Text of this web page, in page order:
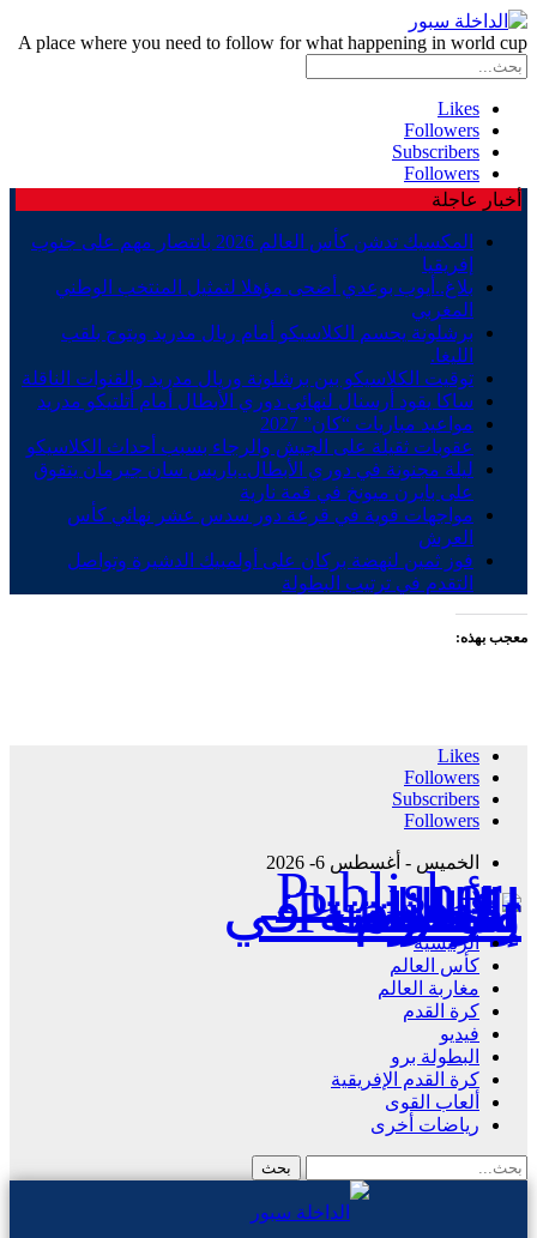
A place where you need to follow for what happening in world cup
Likes
Followers
Subscribers
Followers
أخبار عاجلة
المكسيك تدشن كأس العالم 2026 بانتصار مهم على جنوب
إفريقيا
بلاغ..أيوب بوعدي أضحى مؤهلا لتمثيل المنتخب الوطني
المغربي
برشلونة يحسم الكلاسيكو أمام ريال مدريد ويتوج بلقب
الليغا.
توقيت الكلاسيكو بين برشلونة وريال مدريد والقنوات الناقلة
ساكا يقود أرسنال لنهائي دوري الأبطال أمام أتلتيكو مدريد
مواعيد مباريات “كان” 2027
عقوبات ثقيلة على الجيش والرجاء بسبب أحداث الكلاسيكو
ليلة مجنونة في دوري الأبطال..باريس سان جيرمان يتفوق
على بايرن ميونخ في قمة نارية
مواجهات قوية في قرعة دور سدس عشر نهائي كأس
العرش
فوز ثمين لنهضة بركان على أولمبيك الدشيرة وتواصل
التقدم في ترتيب البطولة
معجب بهذه:
Likes
Followers
Subscribers
Followers
الخميس - أغسطس 6- 2026
Publisher - تغطية إخبارية لكافة الأحداث الرياضية في المغرب والعالم.
الرئيسية
كأس العالم
مغاربة العالم
كرة القدم
فيديو
البطولة برو
كرة القدم الإفريقية
ألعاب القوى
رياضات أخرى